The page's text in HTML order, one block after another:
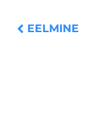
EELMINE